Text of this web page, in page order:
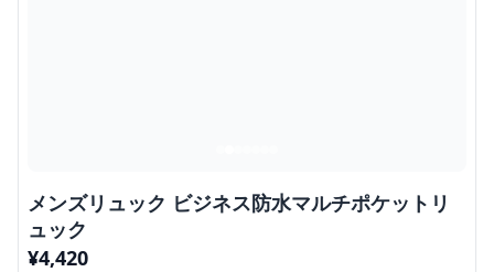
メンズリュック ビジネス防水マルチポケットリ
ュック
¥4,420